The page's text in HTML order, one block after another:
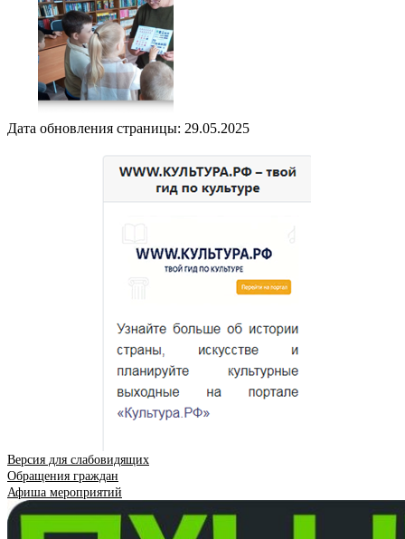
Дата обновления страницы: 29.05.2025
Версия для слабовидящих
Обращения граждан
Афиша мероприятий